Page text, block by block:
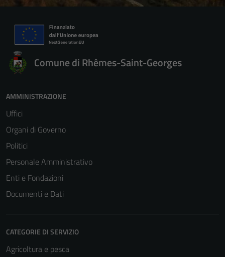
Comune di Rhêmes-Saint-Georges
AMMINISTRAZIONE
Uffici
Organi di Governo
Politici
Personale Amministrativo
Enti e Fondazioni
Documenti e Dati
CATEGORIE DI SERVIZIO
Agricoltura e pesca